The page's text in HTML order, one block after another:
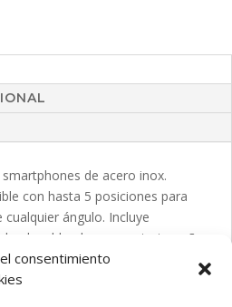
consentimiento
de acero inox.
con hasta 5 posiciones para
ángulo. Incluye
plegable, de compacto tamaño
fácil transporte y superficie
fácilmente el selfie stick.